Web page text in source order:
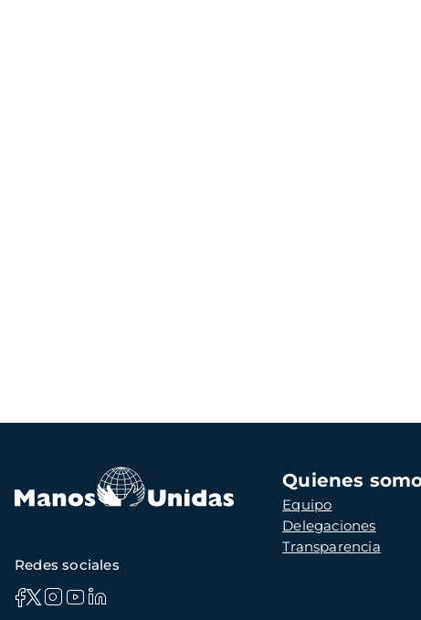
Navegación
principal
Quienes
Equipo
Delegaciones
Transparencia
Redes sociales